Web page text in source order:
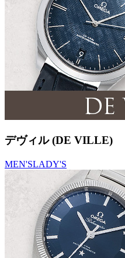
デヴィル (DE VILLE)
MEN'SLADY'S